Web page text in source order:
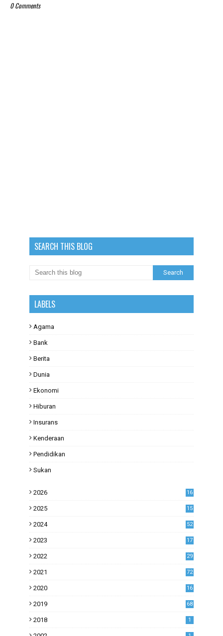
0 Comments
SEARCH THIS BLOG
LABELS
Agama
Bank
Berita
Dunia
Ekonomi
Hiburan
Insurans
Kenderaan
Pendidikan
Sukan
2026 16
2025 15
2024 52
2023
17
2022
29
2021
72
2020
16
2019
68
2018 1